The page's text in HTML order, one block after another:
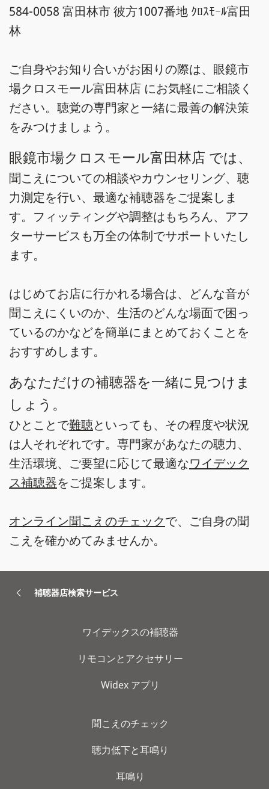
584-0058 富田林市 彼方1007番地 ｸﾛｽﾓｰﾙ富田
林
ご自身やお知り合いがお困りの際は、眼鏡市
場クロスモール富田林店 にお気軽にご相談く
ださい。聴覚の専門家と一緒に最善の解決策
をみつけましょう。
眼鏡市場クロスモール富田林店 では、
聞こえについての相談やカウンセリング、聴
力測定を行い、最適な補聴器をご提案しま
す。フィッティングや調整はもちろん、アフ
ターサービスも万全の体制でサポートいたし
ます。
はじめてお店に行かれる場合は、どんな音が
聞こえにくいのか、生活のどんな場面で困っ
ているのかなどを簡単にまとめておくことを
おすすめします。
あなただけの補聴器を一緒に見つけま
しょう。
ひとことで難聴といっても、その程度や状況
は人それぞれです。専門家があなたの聴力、
生活環境、ご要望に応じて最適なワイデック
ス補聴器をご提案します。
オンライン聞こえのチェックで、ご自身の聞
こえを確かめてみませんか。
補聴器店検索サービス
ワイデックスの補聴器
リモコンとアクセサリー
Widex アプリ
聞こえのチェック
聴力低下と耳鳴り
耳鳴り